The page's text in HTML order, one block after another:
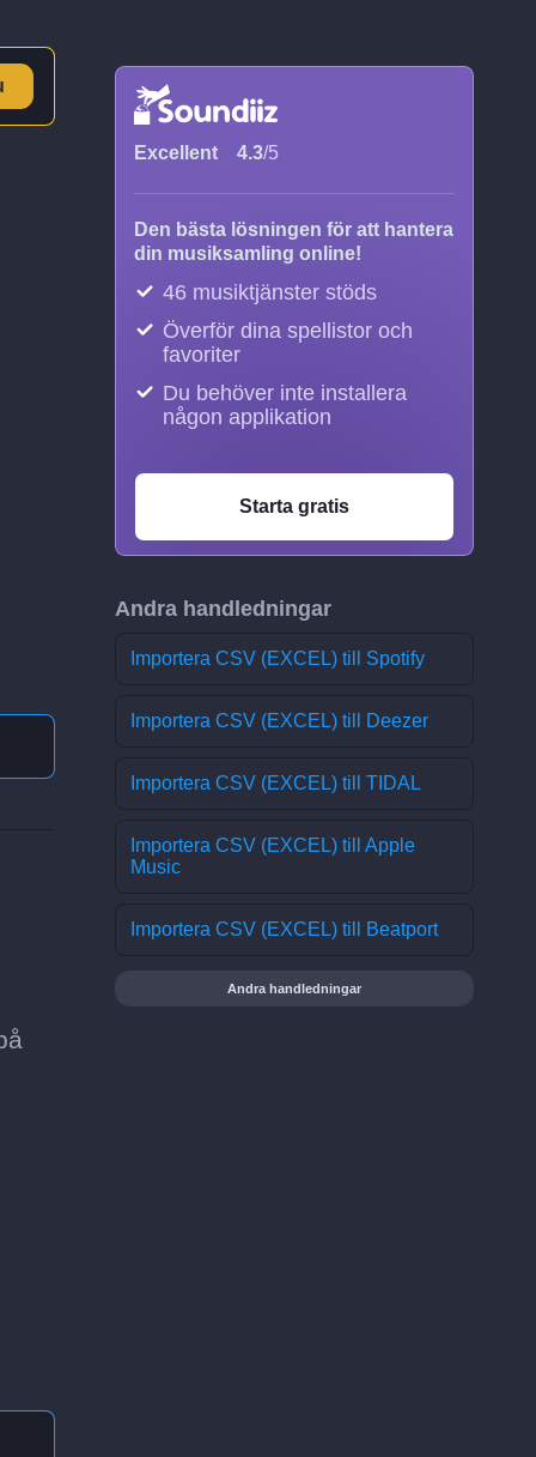
Excellent 4.3/5
Den bästa lösningen för att hantera
din musiksamling online!
46 musiktjänster stöds
Överför dina spellistor och
favoriter
Du behöver inte installera
någon applikation
Starta gratis
Andra handledningar
Importera CSV (EXCEL) till Spotify
Importera CSV (EXCEL) till Deezer
Importera CSV (EXCEL) till TIDAL
Importera CSV (EXCEL) till Apple
Music
Importera CSV (EXCEL) till Beatport
Andra handledningar